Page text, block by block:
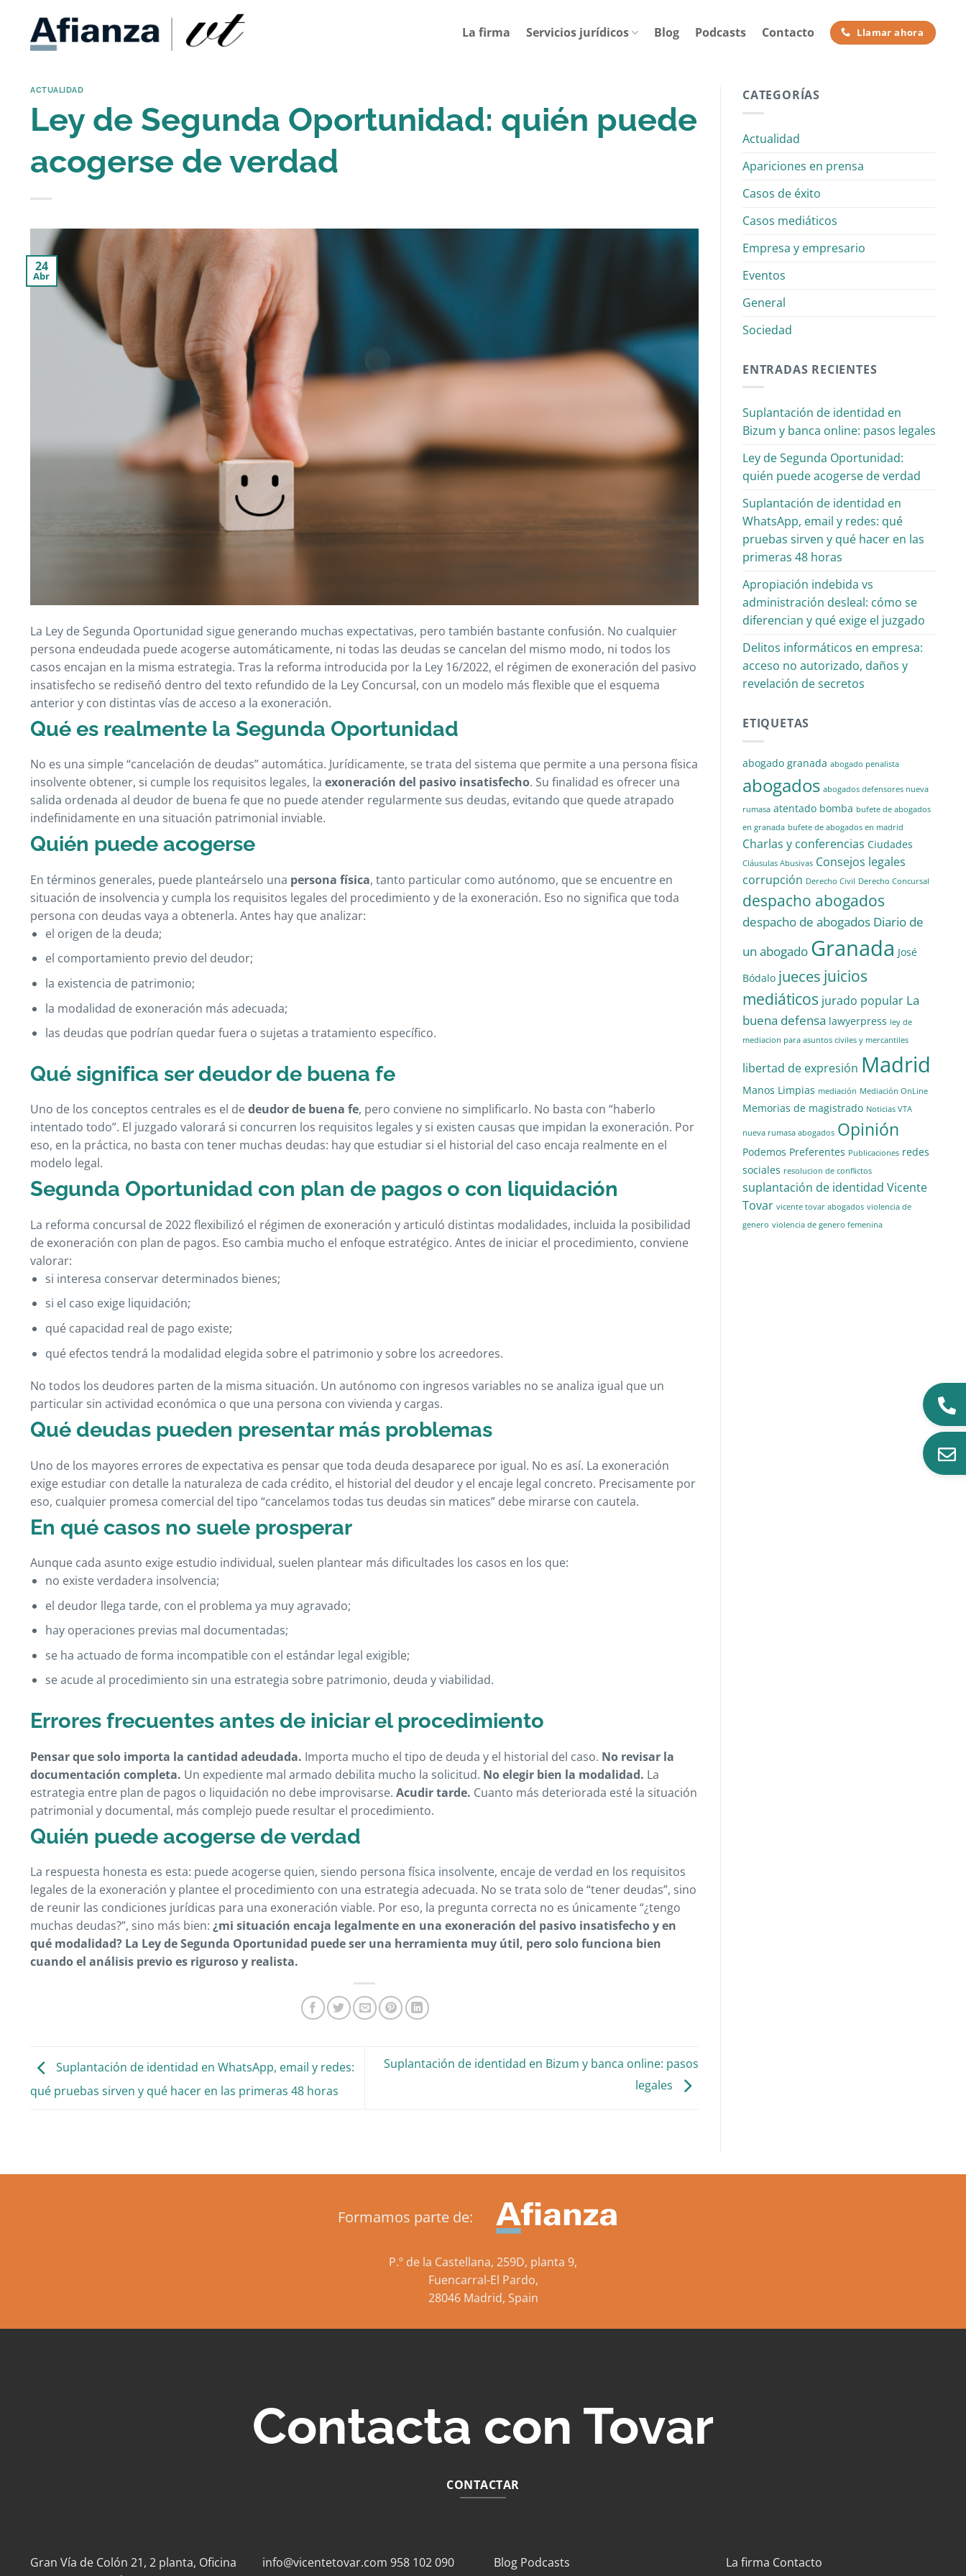
contenido
La firma Servicios jurídicos Blog Podcasts Contacto Llamar ahora
ACTUALIDAD
Ley de Segunda Oportunidad: quién puede
acogerse de verdad
24
Abr
La Ley de Segunda Oportunidad sigue generando muchas expectativas, pero también bastante confusión. No cualquier
persona endeudada puede acogerse automáticamente, ni todas las deudas se cancelan del mismo modo, ni todos los
casos encajan en la misma estrategia. Tras la reforma introducida por la Ley 16/2022, el régimen de exoneración del pasivo
insatisfecho se rediseñó dentro del texto refundido de la Ley Concursal, con un modelo más flexible que el esquema
anterior y con distintas vías de acceso a la exoneración.
Qué es realmente la Segunda Oportunidad
No es una simple “cancelación de deudas” automática. Jurídicamente, se trata del sistema que permite a una persona física
insolvente obtener, si cumple los requisitos legales, la exoneración del pasivo insatisfecho. Su finalidad es ofrecer una
salida ordenada al deudor de buena fe que no puede atender regularmente sus deudas, evitando que quede atrapado
indefinidamente en una situación patrimonial inviable.
Quién puede acogerse
En términos generales, puede planteárselo una persona física, tanto particular como autónomo, que se encuentre en
situación de insolvencia y cumpla los requisitos legales del procedimiento y de la exoneración. Eso no significa que toda
persona con deudas vaya a obtenerla. Antes hay que analizar:
el origen de la deuda;
el comportamiento previo del deudor;
la existencia de patrimonio;
la modalidad de exoneración más adecuada;
las deudas que podrían quedar fuera o sujetas a tratamiento específico.
Qué significa ser deudor de buena fe
Uno de los conceptos centrales es el dedeudor de buena fe, pero conviene no simplificarlo. No basta con “haberlo
intentado todo”. El juzgado valorará si concurren los requisitos legales y si existen causas que impidan la exoneración. Por
eso, en la práctica, no basta con tener muchas deudas: hay que estudiar si el historial del caso encaja realmente en el
modelo legal.
Segunda Oportunidad con plan de pagos o con liquidación
La reforma concursal de 2022 flexibilizó el régimen de exoneración y articuló distintas modalidades, incluida la posibilidad
de exoneración con plan de pagos. Eso cambia mucho el enfoque estratégico. Antes de iniciar el procedimiento, conviene
valorar:
si interesa conservar determinados bienes;
si el caso exige liquidación;
qué capacidad real de pago existe;
qué efectos tendrá la modalidad elegida sobre el patrimonio y sobre los acreedores.
No todos los deudores parten de la misma situación. Un autónomo con ingresos variables no se analiza igual que un
particular sin actividad económica o que una persona con vivienda y cargas.
Qué deudas pueden presentar más problemas
Uno de los mayores errores de expectativa es pensar que toda deuda desaparece por igual. No es así. La exoneración
exige estudiar con detalle la naturaleza de cada crédito, el historial del deudor y el encaje legal concreto. Precisamente por
eso, cualquier promesa comercial del tipo “cancelamos todas tus deudas sin matices” debe mirarse con cautela.
En qué casos no suele prosperar
Aunque cada asunto exige estudio individual, suelen plantear más dificultades los casos en los que:
no existe verdadera insolvencia;
el deudor llega tarde, con el problema ya muy agravado;
hay operaciones previas mal documentadas;
se ha actuado de forma incompatible con el estándar legal exigible;
se acude al procedimiento sin una estrategia sobre patrimonio, deuda y viabilidad.
Errores frecuentes antes de iniciar el procedimiento
Pensar que solo importa la cantidad adeudada. Importa mucho el tipo de deuda y el historial del caso. No revisar la
documentación completa. Un expediente mal armado debilita mucho la solicitud. No elegir bien la modalidad. La
estrategia entre plan de pagos o liquidación no debe improvisarse. Acudir tarde. Cuanto más deteriorada esté la situación
patrimonial y documental, más complejo puede resultar el procedimiento.
Quién puede acogerse de verdad
La respuesta honesta es esta: puede acogerse quien, siendo persona física insolvente, encaje de verdad en los requisitos
legales de la exoneración y plantee el procedimiento con una estrategia adecuada. No se trata solo de “tener deudas”, sino
de reunir las condiciones jurídicas para una exoneración viable. Por eso, la pregunta correcta no es únicamente “¿tengo
muchas deudas?”, sino más bien: ¿mi situación encaja legalmente en una exoneración del pasivo insatisfecho y en
qué modalidad? La Ley de Segunda Oportunidad puede ser una herramienta muy útil, pero solo funciona bien
cuando el análisis previo es riguroso y realista.
Suplantación de identidad en WhatsApp, email y redes:
qué pruebas sirven y qué hacer en las primeras 48 horas
Suplantación de identidad en Bizum y banca online: pasos
legales
CATEGORÍAS
Actualidad
Apariciones en prensa
Casos de éxito
Casos mediáticos
Empresa y empresario
Eventos
General
Sociedad
ENTRADAS RECIENTES
Suplantación de identidad en
Bizum y banca online: pasos legales
Ley de Segunda Oportunidad:
quién puede acogerse de verdad
Suplantación de identidad en
WhatsApp, email y redes: qué
pruebas sirven y qué hacer en las
primeras 48 horas
Apropiación indebida vs
administración desleal: cómo se
diferencian y qué exige el juzgado
Delitos informáticos en empresa:
acceso no autorizado, daños y
revelación de secretos
ETIQUETAS
abogado granada abogado penalista
abogados abogados defensores nueva
rumasa atentado bomba bufete de abogados
en granada bufete de abogados en madrid
Charlas y conferencias Ciudades
Cláusulas Abusivas Consejos legales
corrupción Derecho Civil Derecho Concursal
despacho abogados
despacho de abogados Diario de
un abogado Granada José
Bódalo jueces juicios
mediáticos jurado popular La
buena defensa lawyerpress ley de
mediacion para asuntos civiles y mercantiles
libertad de expresión Madrid
Manos Limpias mediación Mediación OnLine
Memorias de magistrado Noticias VTA
nueva rumasa abogados Opinión
Podemos Preferentes Publicaciones redes
sociales resolucion de conflictos
suplantación de identidad Vicente
Tovar vicente tovar abogados violencia de
genero violencia de genero femenina
Formamos parte de:
P.º de la Castellana, 259D, planta 9,
Fuencarral-El Pardo,
28046 Madrid, Spain
Contacta con Tovar
CONTACTAR
Gran Vía de Colón 21, 2 planta, Oficina
info@vicentetovar.com 958 102 090 Blog Podcasts La firma Contacto